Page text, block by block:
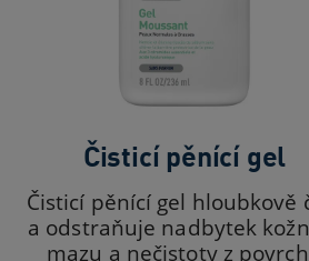
Čisticí pěnící gel
Čisticí pěnící gel hloubkově
a odstraňuje nadbytek
mazu a nečistoty z